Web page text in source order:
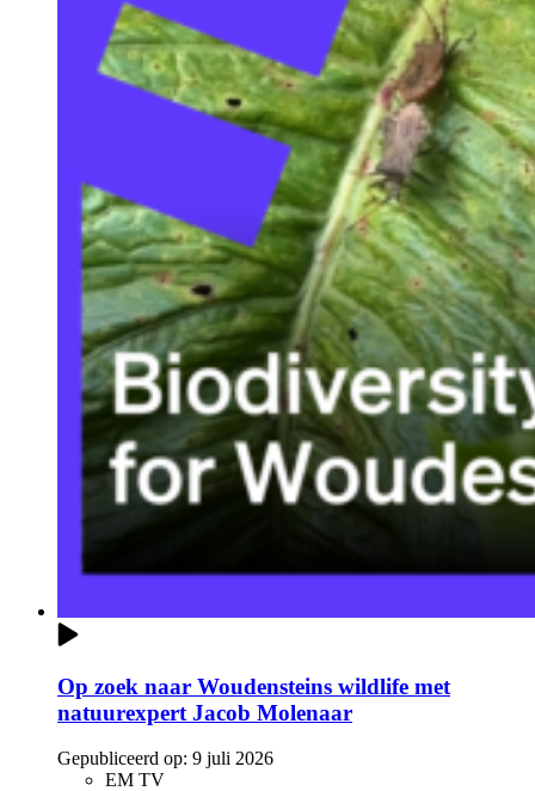
Op zoek naar Woudensteins wildlife met
natuurexpert Jacob Molenaar
Gepubliceerd op: 9 juli 2026
EM TV